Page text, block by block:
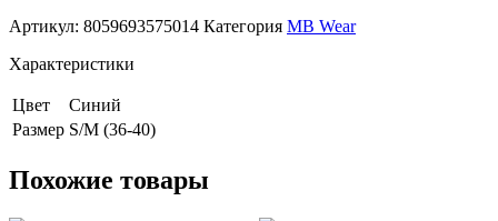
Артикул: 8059693575014 Категория MB Wear
Характеристики
Цвет
Синий
Размер S/M (36-40)
Похожие товары